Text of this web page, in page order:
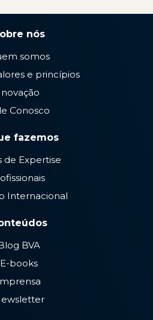
nós
somos
e princípios
Conosco
fazemos
de Expertise
Internacional
BVA
E-books